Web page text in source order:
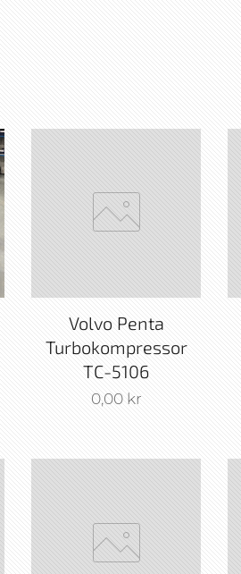
Volvo Penta
Turbokompressor
TC-5106
0,00kr